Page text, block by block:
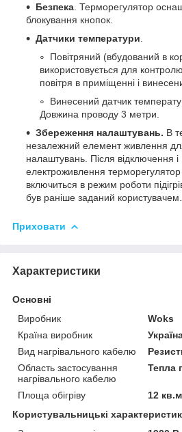
Безпека . Терморегулятор
блокування кнопок.
Датчики температури
Повітряний (вбудований в
використовується для
повітря в приміщенні і
Винесений датчик
Довжина проводу 3 метри.
Збереження налаштувань. В
незалежний елемент живлення
налаштувань. Після відключення
електроживлення
включиться в режим роботи
був раніше заданий користувачем.
Приховати
Характеристики
Основні
Виробник
Woks
Країна виробник
Вид нагрівального кабелю
Область застосування
нагрівального кабелю
Тепла
Площа обігріву
12 кв.м
Користувальницькі